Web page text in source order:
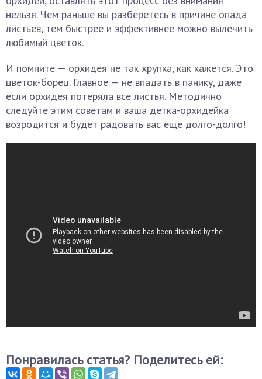
нельзя. Чем раньше вы разберетесь в причине опада
листьев, тем быстрее и эффективнее можно вылечить
любимый цветок.
И помните — орхидея не так хрупка, как кажется. Это
цветок-борец. Главное — не впадать в панику, даже
если орхидея потеряла все листья. Методично
следуйте этим советам и ваша детка-орхидейка
возродится и будет радовать вас еще долго-долго!
Понравилась статья? Поделитесь ей: